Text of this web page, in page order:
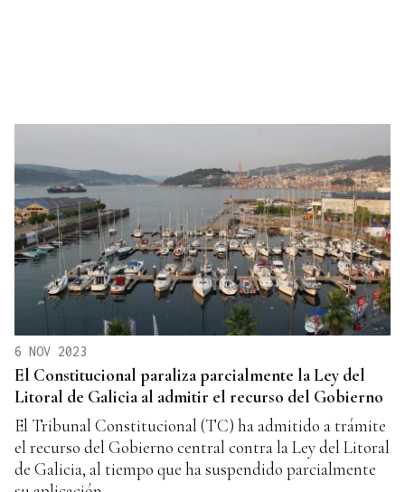
6 NOV 2023
El Constitucional paraliza parcialmente la Ley del
Litoral de Galicia al admitir el recurso del Gobierno
El Tribunal Constitucional (TC) ha admitido a trámite
el recurso del Gobierno central contra la Ley del Litoral
de Galicia, al tiempo que ha suspendido parcialmente